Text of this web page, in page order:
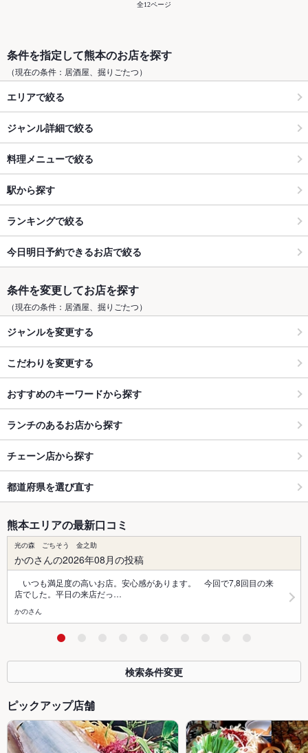
全12ページ
条件を指定して熊本のお店を探す
（現在の条件：居酒屋、掘りごたつ）
エリアで絞る
ジャンル詳細で絞る
料理メニューで絞る
駅から探す
ランキングで絞る
今日明日予約できるお店で絞る
条件を変更してお店を探す
（現在の条件：居酒屋、掘りごたつ）
ジャンルを変更する
こだわりを変更する
おすすめのキーワードから探す
ランチのあるお店から探す
チェーン店から探す
都道府県を選び直す
熊本エリアの最新口コミ
光の森 ごちそう 金之助
かのさんの2026年08月の投稿
いつも満足度の高いお店。安心感があります。 今回で7,8回目の来
店でした。平日の来店だっ…
かのさん
検索条件変更
ピックアップ店舗